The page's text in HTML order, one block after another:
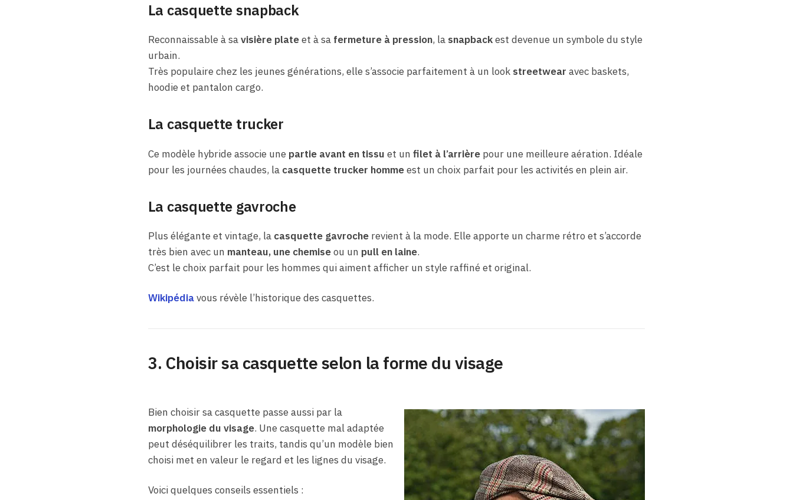
La casquette snapback
Reconnaissable à savisière plateet à sa fermeture à pression, la snapbackest devenue un symbole du style
urbain.
Très populaire chez les jeunes générations, elle s’associe parfaitement à un look streetwear avec baskets,
hoodie et pantalon cargo.
La casquette trucker
Ce modèle hybride associe une partie avant en tissu et un filet à l’arrièrepour une meilleure aération. Idéale
pour les journées chaudes, la casquette trucker hommeest un choix parfait pour les activités en plein air.
La casquette gavroche
Plus élégante et vintage, la casquette gavrocherevient à la mode. Elle apporte un charme rétro et s’accorde
très bien avec un manteau, une chemiseou un pull en laine.
C’est le choix parfait pour les hommes qui aiment afficher un style raffiné et original.
Wikipédiavous révèle l’historique des casquettes.
3. Choisir sa casquette selon la forme du visage
Bien choisir sa casquette passe aussi par la
morphologie du visage. Une casquette mal adaptée
peut déséquilibrer les traits, tandis qu’un modèle bien
choisi met en valeur le regard et les lignes du visage.
Voici quelques conseils essentiels :